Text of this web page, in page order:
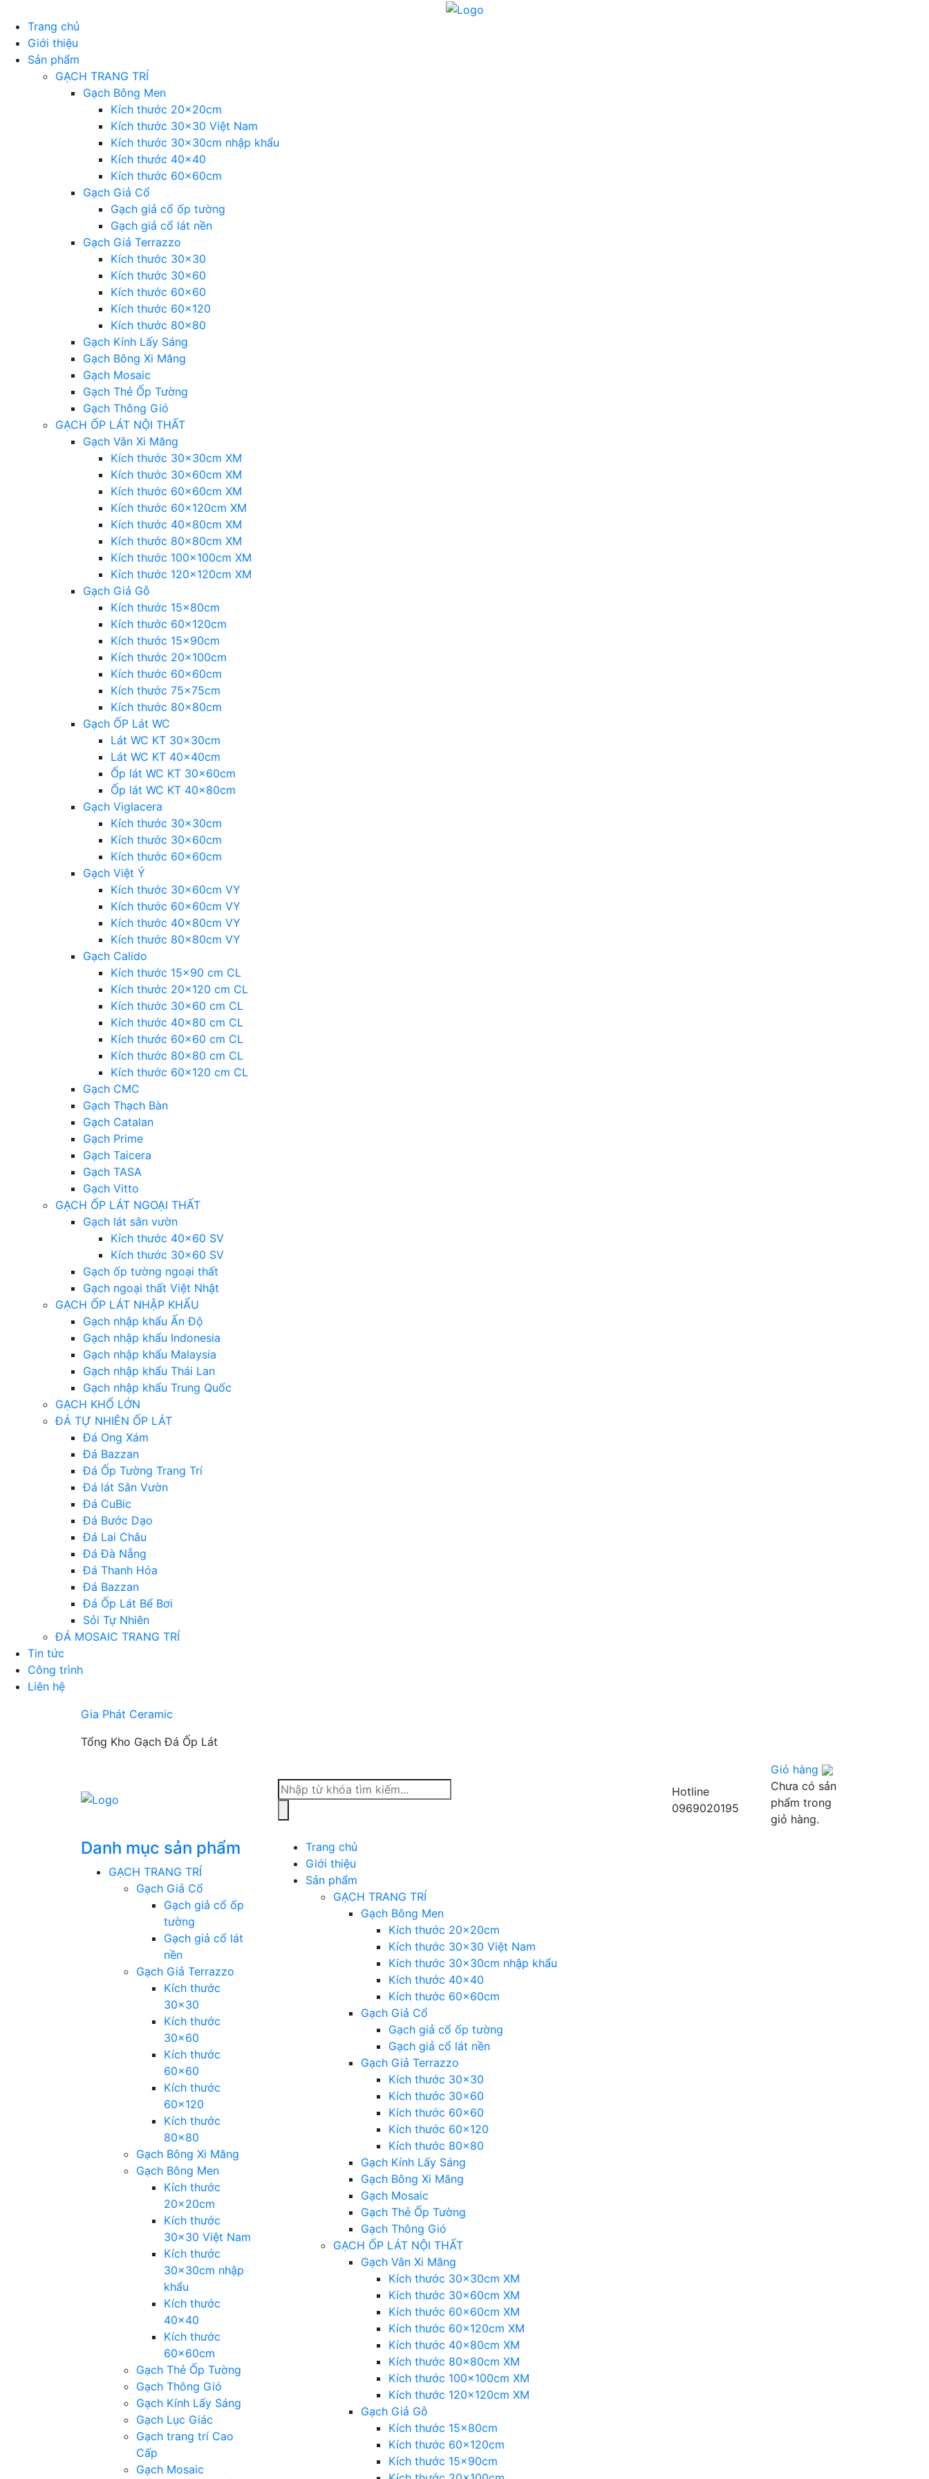
Trang chủ
Giới thiệu
Sản phẩm
GẠCH TRANG TRÍ
Gạch Bông Men
Kích thước 20x20cm
Kích thước 30×30 Việt Nam
Kích thước 30x30cm nhập khẩu
Kích thước 40×40
Kích thước 60x60cm
Gạch Giả Cổ
Gạch giả cổ ốp tường
Gạch giả cổ lát nền
Gạch Giả Terrazzo
Kích thước 30×30
Kích thước 30×60
Kích thước 60×60
Kích thước 60×120
Kích thước 80×80
Gạch Kính Lấy Sáng
Gạch Bông Xi Măng
Gạch Mosaic
Gạch Thẻ Ốp Tường
Gạch Thông Gió
GẠCH ỐP LÁT NỘI THẤT
Gạch Vân Xi Măng
Kích thước 30x30cm XM
Kích thước 30x60cm XM
Kích thước 60x60cm XM
Kích thước 60x120cm XM
Kích thước 40x80cm XM
Kích thước 80x80cm XM
Kích thước 100x100cm XM
Kích thước 120x120cm XM
Gạch Giả Gỗ
Kích thước 15x80cm
Kích thước 60x120cm
Kích thước 15x90cm
Kích thước 20x100cm
Kích thước 60x60cm
Kích thước 75x75cm
Kích thước 80x80cm
Gạch ỐP Lát WC
Lát WC KT 30x30cm
Lát WC KT 40x40cm
Ốp lát WC KT 30x60cm
Ốp lát WC KT 40x80cm
Gạch Viglacera
Kích thước 30x30cm
Kích thước 30x60cm
Kích thước 60x60cm
Gạch Việt Ý
Kích thước 30x60cm VY
Kích thước 60x60cm VY
Kích thước 40x80cm VY
Kích thước 80x80cm VY
Gạch Calido
Kích thước 15×90 cm CL
Kích thước 20×120 cm CL
Kích thước 30×60 cm CL
Kích thước 40×80 cm CL
Kích thước 60×60 cm CL
Kích thước 80×80 cm CL
Kích thước 60×120 cm CL
Gạch CMC
Gạch Thạch Bàn
Gạch Catalan
Gạch Prime
Gạch Taicera
Gạch TASA
Gạch Vitto
GẠCH ỐP LÁT NGOẠI THẤT
Gạch lát sân vườn
Kích thước 40×60 SV
Kích thước 30×60 SV
Gạch ốp tường ngoại thất
Gạch ngoại thất Việt Nhật
GẠCH ỐP LÁT NHẬP KHẨU
Gạch nhập khẩu Ấn Độ
Gạch nhập khẩu Indonesia
Gạch nhập khẩu Malaysia
Gạch nhập khẩu Thái Lan
Gạch nhập khẩu Trung Quốc
GẠCH KHỔ LỚN
ĐÁ TỰ NHIÊN ỐP LÁT
Đá Ong Xám
Đá Bazzan
Đá Ốp Tường Trang Trí
Đá lát Sân Vườn
Đá CuBic
Đá Bước Dạo
Đá Lai Châu
Đá Đà Nẵng
Đá Thanh Hóa
Đá Bazzan
Đá Ốp Lát Bể Bơi
Sỏi Tự Nhiên
ĐÁ MOSAIC TRANG TRÍ
Tin tức
Công trình
Liên hệ
Gia Phát Ceramic
Tổng Kho Gạch Đá Ốp Lát
Tìm
kiếm
sản
Hotline
0969020195
Giỏ hàng
Chưa có sản
phẩm trong
giỏ hàng.
Danh mục sản phẩm
GẠCH TRANG TRÍ
Gạch Giả Cổ
Gạch giả cổ ốp
tường
Gạch giả cổ lát
nền
Gạch Giả Terrazzo
Kích thước
30×30
Kích thước
30×60
Kích thước
60×60
Kích thước
60×120
Kích thước
80×80
Gạch Bông Xi Măng
Gạch Bông Men
Kích thước
20x20cm
Kích thước
30×30 Việt Nam
Kích thước
30x30cm nhập
khẩu
Kích thước
40×40
Kích thước
60x60cm
Gạch Thẻ Ốp Tường
Gạch Thông Gió
Gạch Kính Lấy Sáng
Gạch Lục Giác
Gạch trang trí Cao
Cấp
Gạch Mosaic
Trang chủ
Giới thiệu
Sản phẩm
GẠCH TRANG TRÍ
Gạch Bông Men
Kích thước 20x20cm
Kích thước 30×30 Việt Nam
Kích thước 30x30cm nhập khẩu
Kích thước 40×40
Kích thước 60x60cm
Gạch Giả Cổ
Gạch giả cổ ốp tường
Gạch giả cổ lát nền
Gạch Giả Terrazzo
Kích thước 30×30
Kích thước 30×60
Kích thước 60×60
Kích thước 60×120
Kích thước 80×80
Gạch Kính Lấy Sáng
Gạch Bông Xi Măng
Gạch Mosaic
Gạch Thẻ Ốp Tường
Gạch Thông Gió
GẠCH ỐP LÁT NỘI THẤT
Gạch Vân Xi Măng
Kích thước 30x30cm XM
Kích thước 30x60cm XM
Kích thước 60x60cm XM
Kích thước 60x120cm XM
Kích thước 40x80cm XM
Kích thước 80x80cm XM
Kích thước 100x100cm XM
Kích thước 120x120cm XM
Gạch Giả Gỗ
Kích thước 15x80cm
Kích thước 60x120cm
Kích thước 15x90cm